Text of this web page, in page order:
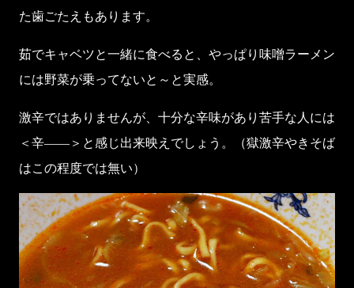
た歯ごたえもあります。
茹でキャベツと一緒に食べると、やっぱり味噌ラーメン
には野菜が乗ってないと～と実感。
激辛ではありませんが、十分な辛味があり苦手な人には
＜辛――＞と感じ出来映えでしょう。（獄激辛やきそば
はこの程度では無い）